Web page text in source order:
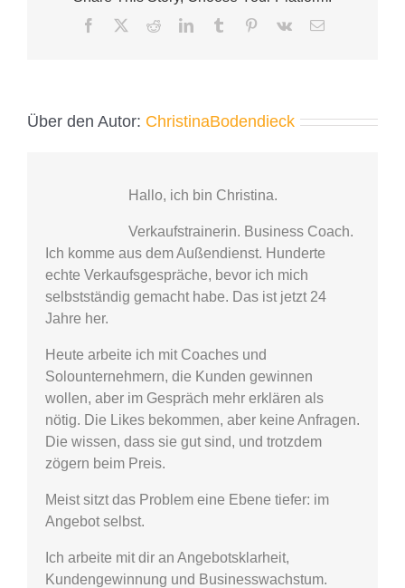
Facebook RedditLinkedInTumblr Pinterest
Vk
E-
Über den Autor: ChristinaBodendieck
Hallo, ich bin Christina.
Verkaufstrainerin. Business Coach.
Ich komme aus dem Außendienst. Hunderte
echte Verkaufsgespräche, bevor ich mich
selbstständig gemacht habe. Das ist jetzt 24
Jahre her.
Heute arbeite ich mit Coaches und
Solounternehmern, die Kunden gewinnen
wollen, aber im Gespräch mehr erklären als
nötig. Die Likes bekommen, aber keine Anfragen.
Die wissen, dass sie gut sind, und trotzdem
zögern beim Preis.
Meist sitzt das Problem eine Ebene tiefer: im
Angebot selbst.
Ich arbeite mit dir an Angebotsklarheit,
Kundengewinnung und Businesswachstum.